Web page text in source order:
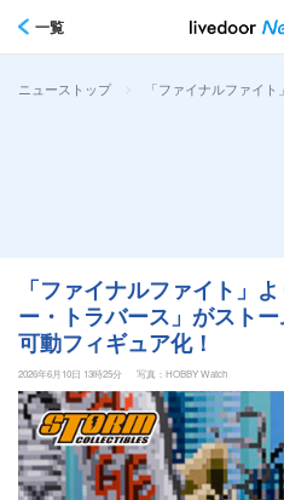
一覧
ニューストップ > 「ファイナルファイ
「ファイナルファイト」
ー・トラバース」がスト
可動フィギュア化！
2026年6月10日 13時25分 写真：HOBBY Watch